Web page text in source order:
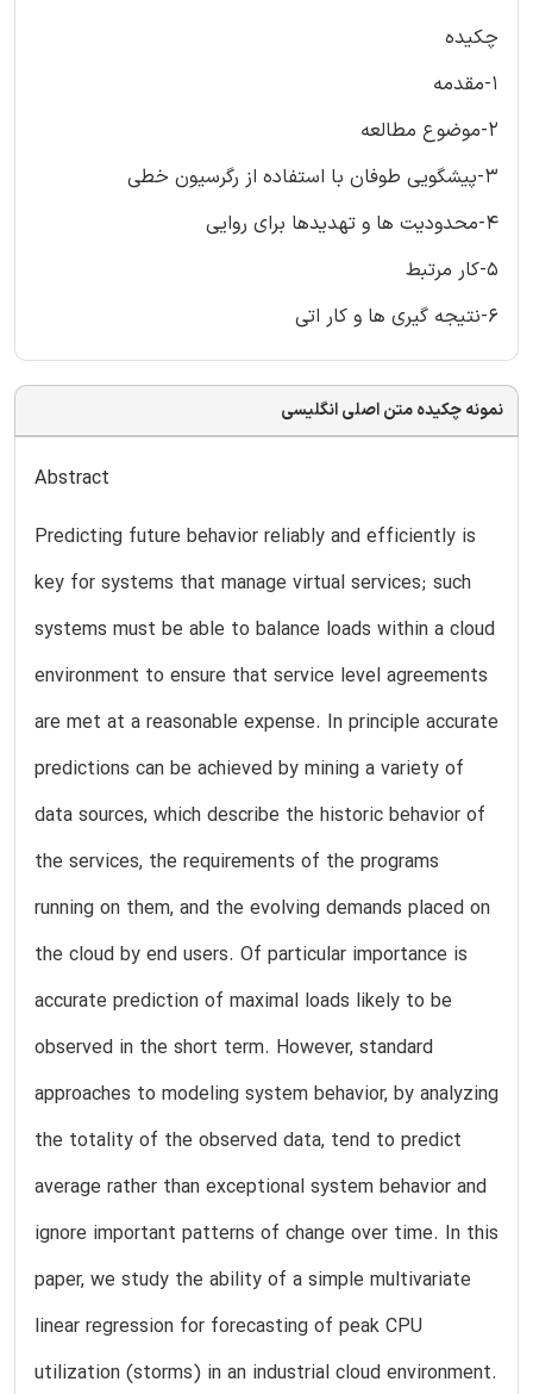
چکیده
1-مقدمه
2-موضوع مطالعه
3-پیشگویی طوفان با استفاده از رگرسیون خطی
4-محدودیت ها و تهدیدها برای روایی
5-کار مرتبط
6-نتیجه گیری ها و کار اتی
نمونه چکیده متن اصلی انگلیسی
Abstract
Predicting future behavior reliably and efficiently is
key for systems that manage virtual services; such
systems must be able to balance loads within a cloud
environment to ensure that service level agreements
are met at a reasonable expense. In principle accurate
predictions can be achieved by mining a variety of
data sources, which describe the historic behavior of
the services, the requirements of the programs
running on them, and the evolving demands placed on
the cloud by end users. Of particular importance is
accurate prediction of maximal loads likely to be
observed in the short term. However, standard
approaches to modeling system behavior, by analyzing
the totality of the observed data, tend to predict
average rather than exceptional system behavior and
ignore important patterns of change over time. In this
paper, we study the ability of a simple multivariate
linear regression for forecasting of peak CPU
utilization (storms) in an industrial cloud environment.